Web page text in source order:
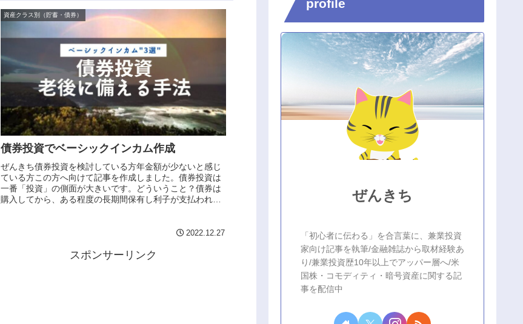
資産クラス別（貯蓄・債券）
債券投資でベーシックインカム作成
ぜんきち債券投資を検討している方年金額が少ないと感じ
ている方この方へ向けて記事を作成しました。債券投資は
一番「投資」の側面が大きいです。どういうこと？債券は
購入してから、ある程度の長期間保有し利子が支払われま
2022.12.27
スポンサーリンク
profile
ぜんきち
「初心者に伝わる」を合言葉に、兼業投資
家向け記事を執筆/金融雑誌から取材経験あ
り/兼業投資歴10年以上でアッパー層へ/米
国株・コモディティ・暗号資産に関する記
事を配信中